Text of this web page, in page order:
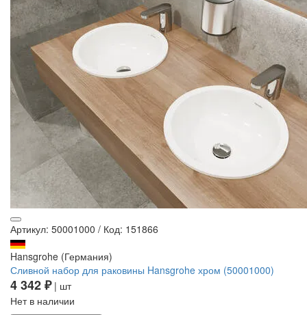
Артикул: 50001000 / Код: 151866
Hansgrohe (Германия)
Сливной набор для раковины Hansgrohe хром (50001000)
4 342 ₽| шт
Нет в наличии